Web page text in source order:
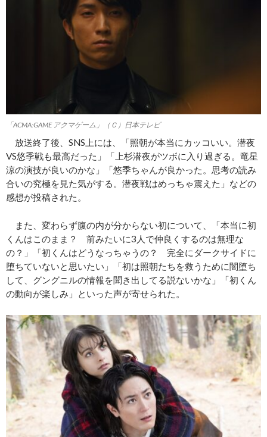
「ACMA:GAME アクマゲーム」（Ｃ）日本テレビ
放送終了後、SNS上には、「照朝が本当にカッコいい。潜夜
VS悠季戦も最高だった」「上杉潜夜がツボに入り過ぎる。竜星
涼の演技が良いのかな」「悠季ちゃんが良かった。思考の読み
合いの究極を見た気がする。潜夜戦はめっちゃ震えた」などの
感想が投稿された。
また、変わらず腹の内が分からない初について、「本当に初
くんはこのまま？ 前みたいに3人で仲良くするのは無理な
の？」「初くんはどうなっちゃうの？ 完全にダークサイドに
堕ちていないと思いたい」「初は照朝たちを救うために闇堕ち
して、グングニルの情報を聞き出してる説ないかな」「初くん
の動向が楽しみ」といった声が寄せられた。